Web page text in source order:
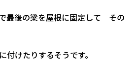
最後の梁を屋根に固定して その
付けたりするそうです。